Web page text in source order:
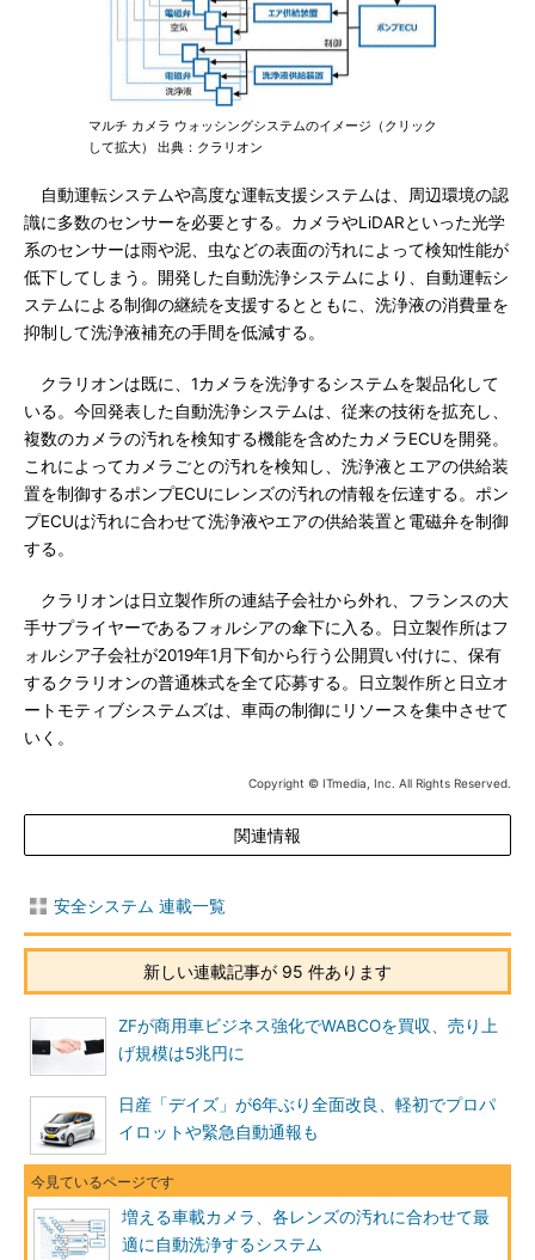
マルチ カメラ ウォッシングシステムのイメージ（クリック
して拡大） 出典：クラリオン
自動運転システムや高度な運転支援システムは、周辺環境の認
識に多数のセンサーを必要とする。カメラやLiDARといった光学
系のセンサーは雨や泥、虫などの表面の汚れによって検知性能が
低下してしまう。開発した自動洗浄システムにより、自動運転シ
ステムによる制御の継続を支援するとともに、洗浄液の消費量を
抑制して洗浄液補充の手間を低減する。
クラリオンは既に、1カメラを洗浄するシステムを製品化して
いる。今回発表した自動洗浄システムは、従来の技術を拡充し、
複数のカメラの汚れを検知する機能を含めたカメラECUを開発。
これによってカメラごとの汚れを検知し、洗浄液とエアの供給装
置を制御するポンプECUにレンズの汚れの情報を伝達する。ポン
プECUは汚れに合わせて洗浄液やエアの供給装置と電磁弁を制御
する。
クラリオンは日立製作所の連結子会社から外れ、フランスの大
手サプライヤーであるフォルシアの傘下に入る。日立製作所はフ
ォルシア子会社が2019年1月下旬から行う公開買い付けに、保有
するクラリオンの普通株式を全て応募する。日立製作所と日立オ
ートモティブシステムズは、車両の制御にリソースを集中させて
いく。
Copyright © ITmedia, Inc. All Rights Reserved.
関連情報
安全システム 連載一覧
新しい連載記事が 95 件あります
ZFが商用車ビジネス強化でWABCOを買収、売り上
げ規模は5兆円に
日産「デイズ」が6年ぶり全面改良、軽初でプロパ
イロットや緊急自動通報も
増える車載カメラ、各レンズの汚れに合わせて最
適に自動洗浄するシステム